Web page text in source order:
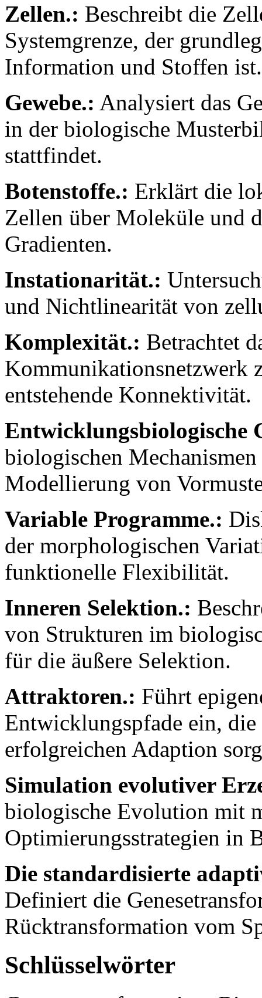
Zellen.: Beschreibt die
Systemgrenze, der
Information und Stoffen ist.
Gewebe.: Analysiert das
in der biologische
stattfindet.
Botenstoffe.: Erklärt die
Zellen über Moleküle und
Gradienten.
Instationarität.:
und Nichtlinearität von
Komplexität.: Betrachtet
Kommunikationsnetzwerk
entstehende Konnektivität.
Entwicklungsbiologische
biologischen
Modellierung von
Variable Programme.:
der morphologischen
funktionelle Flexibilität.
Inneren Selektion.:
von Strukturen im
für die äußere Selektion.
Attraktoren.: Führt
Entwicklungspfade ein,
erfolgreichen Adaption
Simulation evolutiver
biologische Evolution mit
Optimierungsstrategien in
Die standardisierte
Definiert die
Rücktransformation vom
Schlüsselwörter